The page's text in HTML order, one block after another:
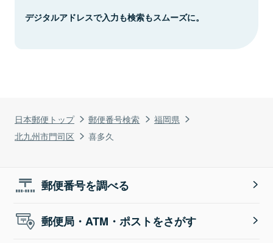
日本郵便トップ 郵便番号検索
福岡県
北九州市門司区
喜多久
デジタルアドレスで入力も検索もスムーズに。
郵便番号を調べる
郵便局・ATM・ポストをさがす